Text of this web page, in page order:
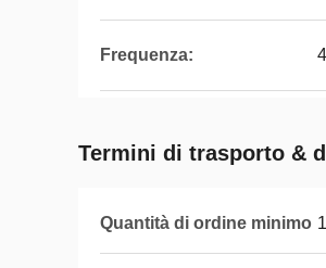
Frequenza:
Termini di trasporto &
Quantità di ordine minimo 1